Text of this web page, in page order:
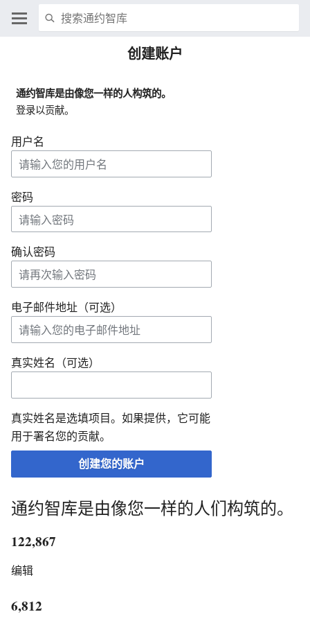
创建账户
通约智库是由像您一样的人构筑的。
登录以贡献。
用户名
密码
确认密码
电子邮件地址（可选）
真实姓名（可选）
真实姓名是选填项目。如果提供，它可能
用于署名您的贡献。
创建您的账户
通约智库是由像您一样的人们构筑的。
122,867
编辑
6,812